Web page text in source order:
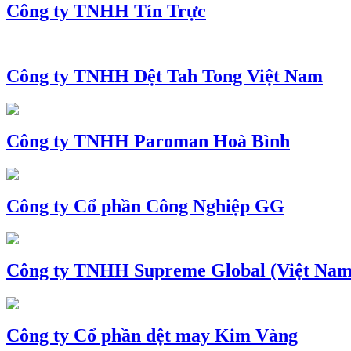
Công ty TNHH Tín Trực
Công ty TNHH Dệt Tah Tong Việt Nam
Công ty TNHH Paroman Hoà Bình
Công ty Cổ phần Công Nghiệp GG
Công ty TNHH Supreme Global (Việt
Công ty Cổ phần dệt may Kim Vàng